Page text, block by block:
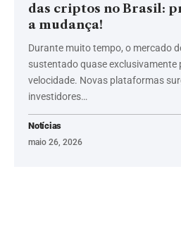
das criptos no Brasil:
a mudança!
Durante muito tempo, o mercado
sustentado quase exclusivamente
velocidade. Novas plataformas
investidores…
Notícias
maio 26, 2026